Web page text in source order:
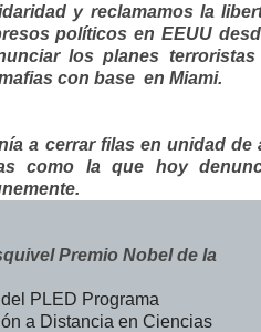
y reclamamos la
políticos en EEUU
los planes terroristas
con base en Miami.
a cerrar filas en unidad de
como la que hoy
Premio Nobel de la
PLED Programa
a Distancia en Ciencias